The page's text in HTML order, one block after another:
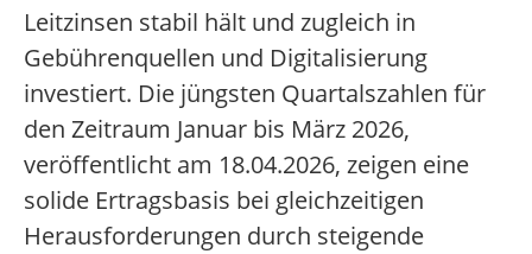
Leitzinsen stabil hält und zugleich in
Gebührenquellen und Digitalisierung
investiert. Die jüngsten Quartalszahlen für
den Zeitraum Januar bis März 2026,
veröffentlicht am 18.04.2026, zeigen eine
solide Ertragsbasis bei gleichzeitigen
Herausforderungen durch steigende